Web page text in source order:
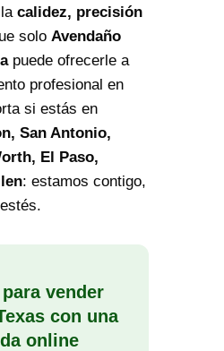
calidez, precisión
solo Avendaño
puede ofrecerle a
profesional en
si estás en
San Antonio,
El Paso,
: estamos contigo,
vender
con una
online